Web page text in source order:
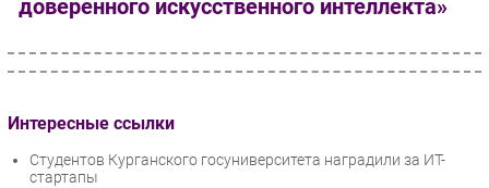
доверенного искусственного интеллекта»
Интересные ссылки
Студентов Курганского госуниверситета наградили за ИТ-
стартапы